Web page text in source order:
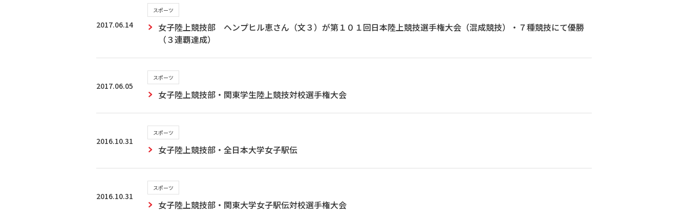
2017.06.14
スポーツ
女子陸上競技部 ヘンプヒル恵さん（文３）が第１０１回日本陸上競技選手権大会（混成競技）・７種競技にて優勝
（３連覇達成）
2017.06.05
スポーツ
女子陸上競技部・関東学生陸上競技対校選手権大会
2016.10.31
スポーツ
女子陸上競技部・全日本大学女子駅伝
2016.10.31
スポーツ
女子陸上競技部・関東大学女子駅伝対校選手権大会